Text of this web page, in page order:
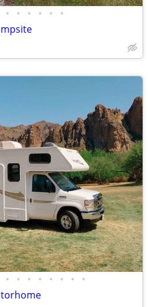
• • • • • •
• • • • • • • •